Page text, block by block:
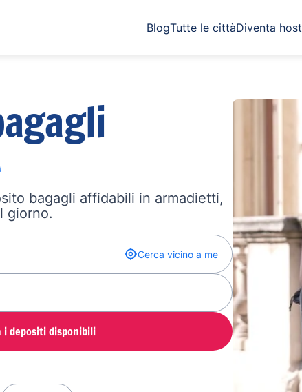
BlogTutte le cittàDiventa host
bagagli affidabili in armadietti,
giorno.
Cerca vicino a me
i depositi disponibili